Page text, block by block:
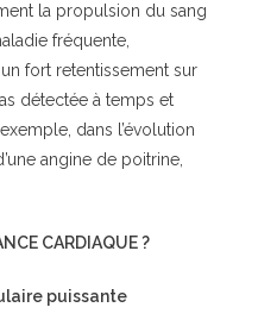
la propulsion du sang
fréquente,
fort retentissement sur
détectée à temps et
dans l’évolution
angine de poitrine,
CARDIAQUE ?
puissante